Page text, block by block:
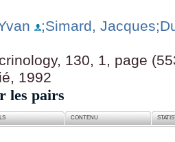
;Simard, Jacques
130, 1, page
1992
les pairs
CONTENU